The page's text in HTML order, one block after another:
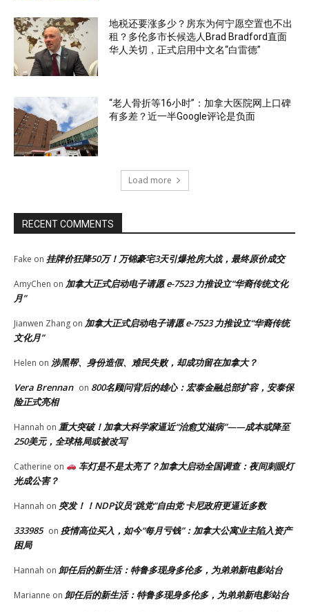
地税还要涨多少？房东为何宁愿空置也不出
租？多伦多市长候选人Brad Bradford直面
华人关切，正式启用中文名“白雷德”
“老人骨折等16小时”：加拿大医院网上口碑
有多差？近一半Google评论是负面
Load more
RECENT COMMENTS
Fake on 挂牌价狂降50万！万锦豪宅3天引爆抢房大战，最终原价成交
AmyChen on 加拿大正式启动电子请愿 e-7523 力推设立“华裔传统文化
月”
Jianwen Zhang on 加拿大正式启动电子请愿 e-7523 力推设立“华裔传统
文化月”
Helen on 涉黑帮、身份造假、难民失败，却成功留在加拿大？
Vera Brennan on 800名顾问背后的雄心：宏泰金融总部扩容，安泰保
险正式亮相
Hannah on 重大突破！加拿大科学家逼近“治愈艾滋病”——成本或降至
250美元，全球格局或被改写
Catherine on
车灯是不是太亮了？加拿大启动全国调查：夜间刺眼灯
光成公害？
Hannah on 突发！！NDP议员“跳党”自由党 卡尼政府更逼近多数
333985 on 疫情高位买入，如今“每月亏钱”：加拿大公寓业主陷入资产
困局
Hannah on 卸任后的新生活：特鲁多现身多伦多，为弟弟新电影站台
Marianne on 卸任后的新生活：特鲁多现身多伦多，为弟弟新电影站台